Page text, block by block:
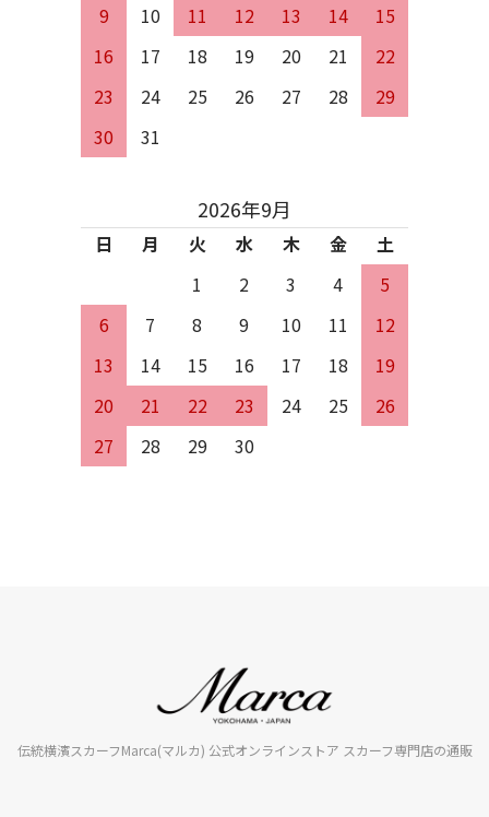
9
10 11 12 13 14
15
16
17 18 19 20 21
22
23
24 25 26 27 28
29
30
31
2026年9月
日 月 火 水 木 金
土
1
2 3 4
5
6
7 8 9 10 11
12
13
14 15 16 17 18
19
20
21 22 23 24 25
26
27
28 29 30
伝統横濱スカーフMarca(マルカ) 公式オンラインストア スカーフ専門店の通販